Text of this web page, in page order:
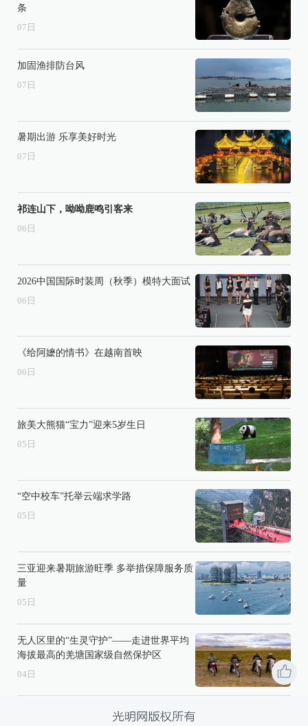
条
07 日
加固渔排防台风
07 日
暑期出游 乐享美好时光
07 日
祁连山下，呦呦鹿鸣引客来
06 日
2026中国国际时装周（秋季）模特大面试
06 日
《给阿嬷的情书》在越南首映
06 日
旅美大熊猫“宝力”迎来5岁生日
05 日
“空中校车”托举云端求学路
05 日
三亚迎来暑期旅游旺季 多举措保障服务质
量
05 日
无人区里的“生灵守护”——走进世界平均
海拔最高的羌塘国家级自然保护区
04 日